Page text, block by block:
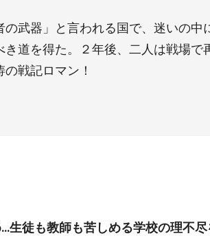
の武器」と言われる国で、迷いの
き道を得た。２年後、二人は戦場
戦記ロマン！
生徒も教師も苦しめる学校の理不